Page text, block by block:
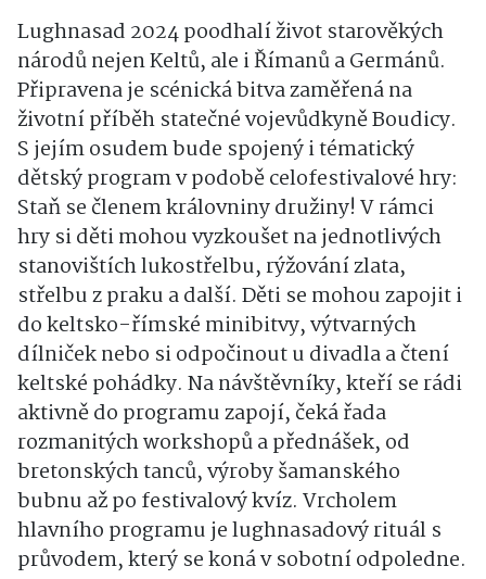
Lughnasad 2024 poodhalí život starověkých
národů nejen Keltů, ale i Římanů a Germánů.
Připravena je scénická bitva zaměřená na
životní příběh statečné vojevůdkyně Boudicy.
S jejím osudem bude spojený i tématický
dětský program v podobě celofestivalové hry:
Staň se členem královniny družiny! V rámci
hry si děti mohou vyzkoušet na jednotlivých
stanovištích lukostřelbu, rýžování zlata,
střelbu z praku a další. Děti se mohou zapojit i
do keltsko-římské minibitvy, výtvarných
dílniček nebo si odpočinout u divadla a čtení
keltské pohádky. Na návštěvníky, kteří se rádi
aktivně do programu zapojí, čeká řada
rozmanitých workshopů a přednášek, od
bretonských tanců, výroby šamanského
bubnu až po festivalový kvíz. Vrcholem
hlavního programu je lughnasadový rituál s
průvodem, který se koná v sobotní odpoledne.